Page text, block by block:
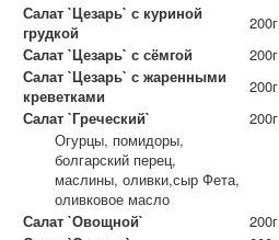
Салат `Цезарь` с куриной
грудкой
200г
Салат `Цезарь` с сёмгой
200г
Салат `Цезарь` с жаренными
креветками
200г
Салат `Греческий`
200г
Огурцы, помидоры,
болгарский перец,
маслины, оливки,сыр Фета,
оливковое масло
Салат `Овощной`
200г